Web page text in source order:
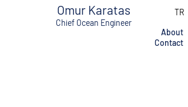
Omur Karatas
TR
Chief Ocean Engineer
About
Contact